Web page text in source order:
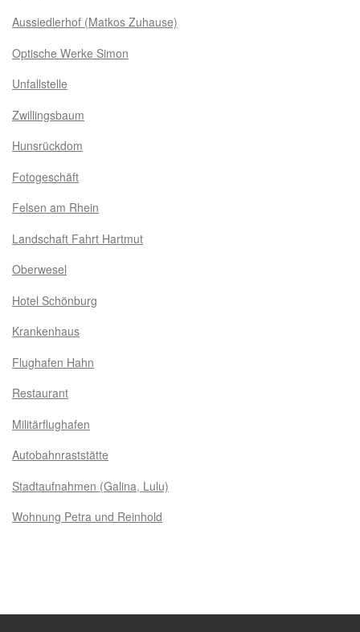
Aussiedlerhof (Matkos Zuhause)
Optische Werke Simon
Unfallstelle
Zwillingsbaum
Hunsrückdom
Fotogeschäft
Felsen am Rhein
Landschaft Fahrt Hartmut
Oberwesel
Hotel Schönburg
Krankenhaus
Flughafen Hahn
Restaurant
Militärflughafen
Autobahnraststätte
Stadtaufnahmen (Galina, Lulu)
Wohnung Petra und Reinhold